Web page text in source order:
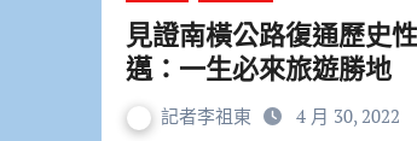
見證南橫公路復通歷史
邁：一生必來旅遊勝地
記者李祖東 4 月 30, 2022